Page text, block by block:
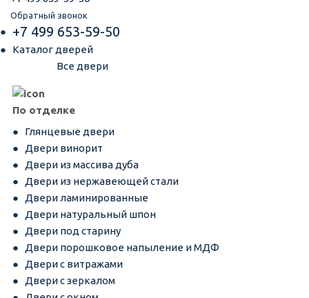
Обратный звонок
+7 499 653-59-50
Каталог дверей
Все двери
По отделке
Глянцевые двери
Двери винорит
Двери из массива дуба
Двери из нержавеющей стали
Двери ламинированные
Двери натуральный шпон
Двери под старину
Двери порошковое напыление и МДФ
Двери с витражами
Двери с зеркалом